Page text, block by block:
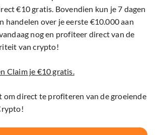
€10 gratis. Bovendien kun je 7 dagen
handelen over je eerste €10.000 aan
nog en profiteer direct van de
van crypto!
Claim je €10 gratis.
om direct te profiteren van de groeiende